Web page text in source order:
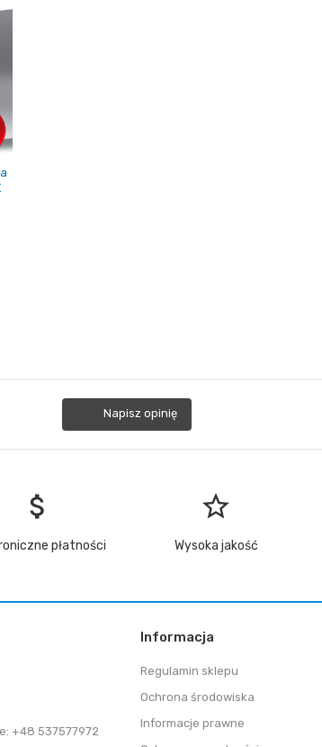
Napisz opinię
attach_money
płatności
star_border
Wysoka jakość
+48 537577972
Informacja
Regulamin sklepu
Ochrona środowiska
Informacje prawne